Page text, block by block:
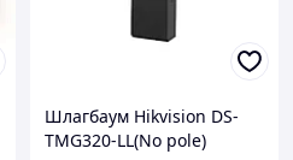
Шлагбаум Hikvision DS-
TMG320-LL(No pole)